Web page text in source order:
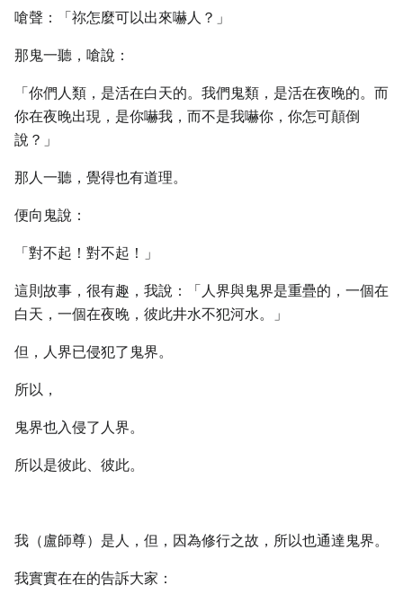
嗆聲：「祢怎麼可以出來嚇人？」
那鬼一聽，嗆說：
「你們人類，是活在白天的。我們鬼類，是活在夜晚的。而
你在夜晚出現，是你嚇我，而不是我嚇你，你怎可顛倒
說？」
那人一聽，覺得也有道理。
便向鬼說：
「對不起！對不起！」
這則故事，很有趣，我說：「人界與鬼界是重疊的，一個在
白天，一個在夜晚，彼此井水不犯河水。」
但，人界已侵犯了鬼界。
所以，
鬼界也入侵了人界。
所以是彼此、彼此。
我（盧師尊）是人，但，因為修行之故，所以也通達鬼界。
我實實在在的告訴大家：